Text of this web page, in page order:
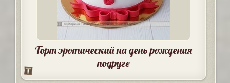
Торт эротический на день рождения
подруге